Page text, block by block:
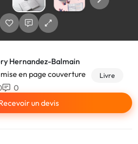
Hernandez-Balmain
en page couverture
Livre
0
un devis